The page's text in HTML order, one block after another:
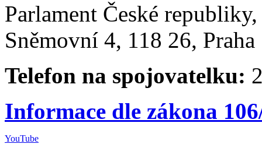
Parlament České
Sněmovní 4, 118 26,
Telefon na spojovatelku:
Informace dle zákona
YouTube